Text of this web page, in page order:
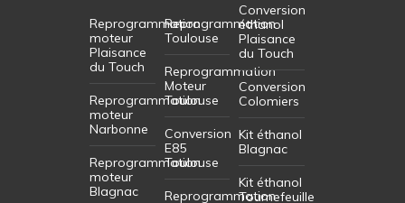
Reprogrammation
moteur
Plaisance
du Touch
Reprogrammation
moteur
Narbonne
Reprogrammation
moteur
Blagnac
Reprogrammation
Toulouse
Reprogrammation
Moteur
Toulouse
Conversion
E85
Toulouse
Reprogrammation
Conversion
éthanol
Plaisance
du Touch
Conversion
Colomiers
Kit éthanol
Blagnac
Kit éthanol
Tournefeuille